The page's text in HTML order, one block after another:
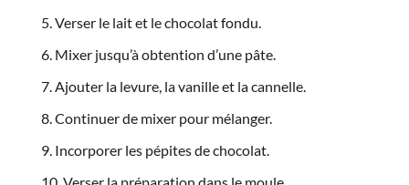
Verser le lait et le chocolat fondu.
Mixer jusqu’à obtention d’une pâte.
Ajouter la levure, la vanille et la cannelle.
Continuer de mixer pour mélanger.
Incorporer les pépites de chocolat.
Verser la préparation dans le moule.